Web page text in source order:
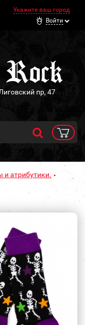
Укажите ваш город
Войти
пр, 47
и атрибутики.